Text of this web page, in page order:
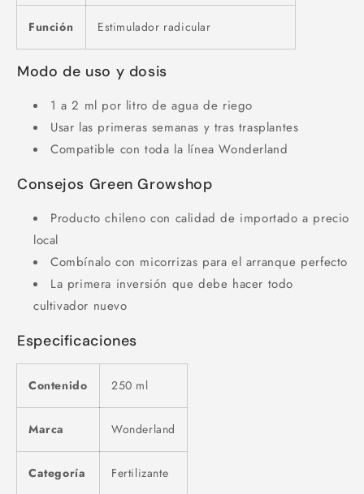
Función Estimulador radicular
Modo de uso y dosis
1 a 2 ml por litro de agua de riego
Usar las primeras semanas y tras trasplantes
Compatible con toda la línea Wonderland
Consejos Green Growshop
Producto chileno con calidad de importado a precio
local
Combínalo con micorrizas para el arranque perfecto
La primera inversión que debe hacer todo
cultivador nuevo
Especificaciones
Contenido 250 ml
Marca Wonderland
Categoría Fertilizante